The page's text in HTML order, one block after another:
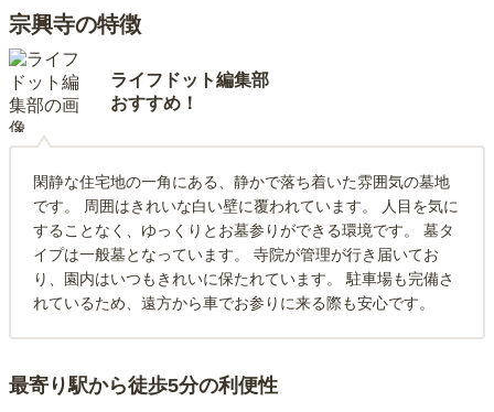
宗興寺の特徴
ライフドット編集部
おすすめ！
閑静な住宅地の一角にある、静かで落ち着いた雰囲気の墓地
です。 周囲はきれいな白い壁に覆われています。 人目を気に
することなく、ゆっくりとお墓参りができる環境です。 墓タ
イプは一般墓となっています。 寺院が管理が行き届いてお
り、園内はいつもきれいに保たれています。 駐車場も完備さ
れているため、遠方から車でお参りに来る際も安心です。
最寄り駅から徒歩5分の利便性